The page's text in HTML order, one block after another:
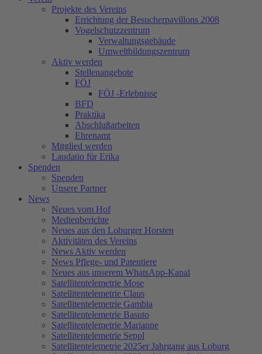
Projekte des Vereins
Errichtung der Besucherpavillons 2008
Vogelschutzzentrum
Verwaltungsgebäude
Umweltbildungszentrum
Aktiv werden
Stellenangebote
FÖJ
FÖJ -Erlebnisse
BFD
Praktika
Abschlußarbeiten
Ehrenamt
Mitglied werden
Laudatio für Erika
Spenden
Spenden
Unsere Partner
News
Neues vom Hof
Medienberichte
Neues aus den Loburger Horsten
Aktivitäten des Vereins
News Aktiv werden
News Pflege- und Patentiere
Neues aus unserem WhatsApp-Kanal
Satellitentelemetrie Mose
Satellitentelemetrie Claus
Satellitentelemetrie Gambia
Satellitentelemetrie Basuto
Satellitentelemetrie Marianne
Satellitentelemetrie Seppl
Satellitentelemetrie 2025er Jahrgang aus Loburg